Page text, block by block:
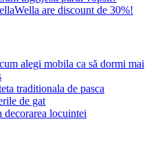
Wella are discount de 30%!
alegi mobila ca să dormi mai
traditionala de pasca
de gat
locuintei